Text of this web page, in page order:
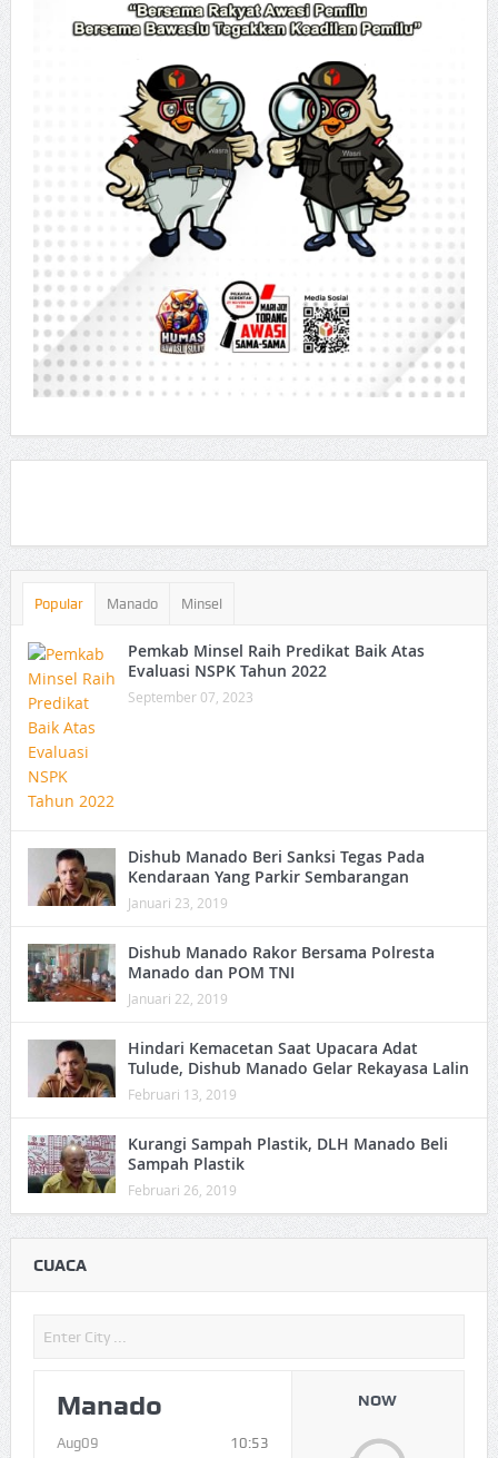
Popular Manado Minsel
Pemkab Minsel Raih Predikat Baik Atas
Evaluasi NSPK Tahun 2022
September 07, 2023
Dishub Manado Beri Sanksi Tegas Pada
Kendaraan Yang Parkir Sembarangan
Januari 23, 2019
Dishub Manado Rakor Bersama Polresta
Manado dan POM TNI
Januari 22, 2019
Hindari Kemacetan Saat Upacara Adat
Tulude, Dishub Manado Gelar Rekayasa Lalin
Februari 13, 2019
Kurangi Sampah Plastik, DLH Manado Beli
Sampah Plastik
Februari 26, 2019
CUACA
Manado
Aug09 10:53
NOW